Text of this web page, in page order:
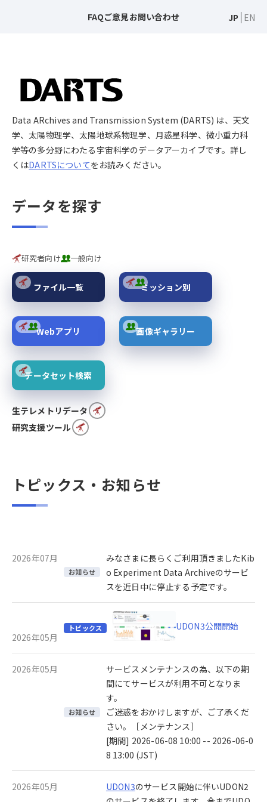
FAQご意見お問い合わせ JP EN
Data ARchives and Transmission System (DARTS) は、天文
学、太陽物理学、太陽地球系物理学、月惑星科学、微小重力科
学等の多分野にわたる宇宙科学のデータアーカイブです。詳し
くはDARTSについてをお読みください。
データを探す
研究者向け 一般向け
ファイル一覧 ミッション別
Webアプリ 画像ギャラリー
データセット検索
生テレメトリデータ
研究支援ツール
トピックス・お知らせ
2026年07月
お知らせ
みなさまに長らくご利用頂きましたKib
o Experiment Data Archiveのサービ
スを近日中に停止する予定です。
2026年05月
トピックス UDON3公開開始
2026年05月
お知らせ
サービスメンテナンスの為、以下の期
間にてサービスが利用不可となりま
す。
ご迷惑をおかけしますが、ご了承くだ
さい。［メンテナンス］
[期間] 2026-06-08 10:00 -- 2026-06-0
8 13:00 (JST)
2026年05月 UDON3のサービス開始に伴いUDON2